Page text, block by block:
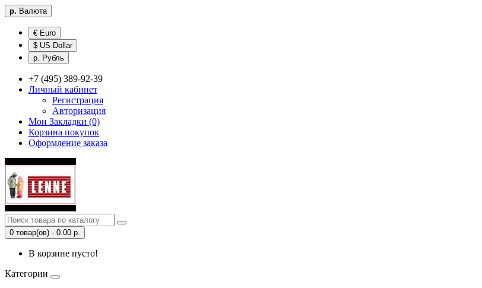
р. Валюта
€ Euro
$ US Dollar
р. Рубль
+7 (495) 389-92-39
Личный кабинет
Регистрация
Авторизация
Мои Закладки (0)
Корзина покупок
Оформление заказа
0 товар(ов) - 0.00 р.
В корзине пусто!
Категории